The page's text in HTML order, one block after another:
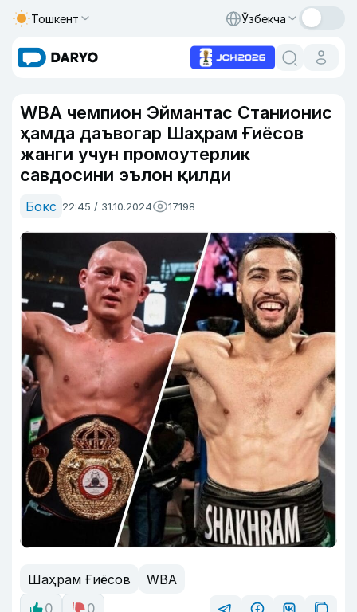
Тошкент Ўзбекча
WBA чемпион Эймантас Станионис
ҳамда даъвогар Шаҳрам Ғиёсов
жанги учун промоутерлик
савдосини эълон қилди
Бокс 22:45 / 31.10.2024 17198
Шаҳрам Ғиёсов
WBA
0
0